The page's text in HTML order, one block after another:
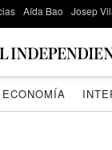
Aída Bao Josep
ECONOMÍA